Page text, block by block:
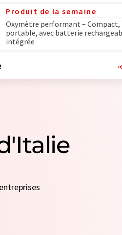
Produit de la semaine
Oxymètre performant – Compact,
portable, avec batterie
intégrée